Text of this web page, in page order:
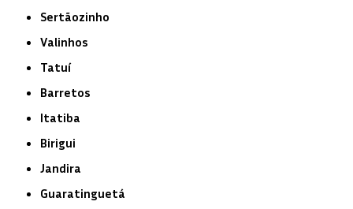
Sertãozinho
Valinhos
Tatuí
Barretos
Itatiba
Birigui
Jandira
Guaratinguetá